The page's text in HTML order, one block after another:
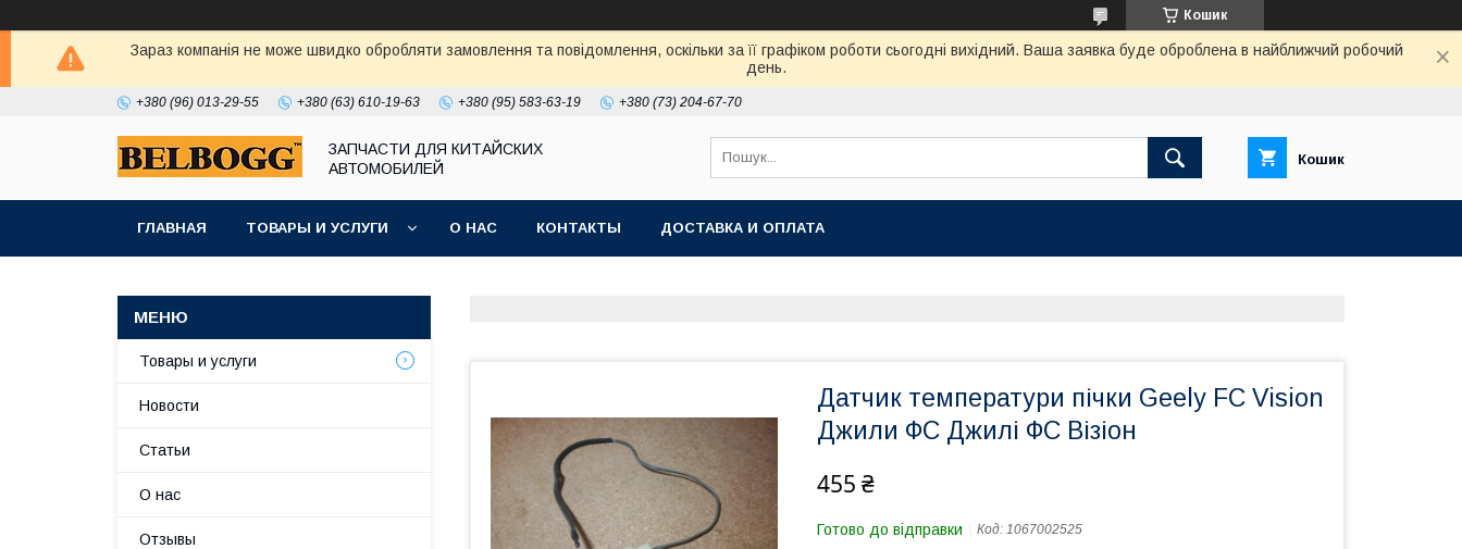
Кошик
Зараз компанія не може швидко обробляти замовлення та повідомлення, оскільки за її графіком роботи сьогодні вихідний. Ваша заявка буде оброблена в найближчий робочий
день.
+380 (96) 013-29-55 +380 (63) 610-19-63 +380 (95) 583-63-19 +380 (73) 204-67-70
ЗАПЧАСТИ ДЛЯ КИТАЙСКИХ
АВТОМОБИЛЕЙ
Кошик
ГЛАВНАЯ ТОВАРЫ И УСЛУГИ О НАС КОНТАКТЫ ДОСТАВКА И ОПЛАТА
Датчик температури пічки Geely FC Vision
Джили ФС Джилі ФС Візіон
455 ₴
Готово до відправки Код: 1067002525
Товары и услуги
Новости
Статьи
О нас
Отзывы